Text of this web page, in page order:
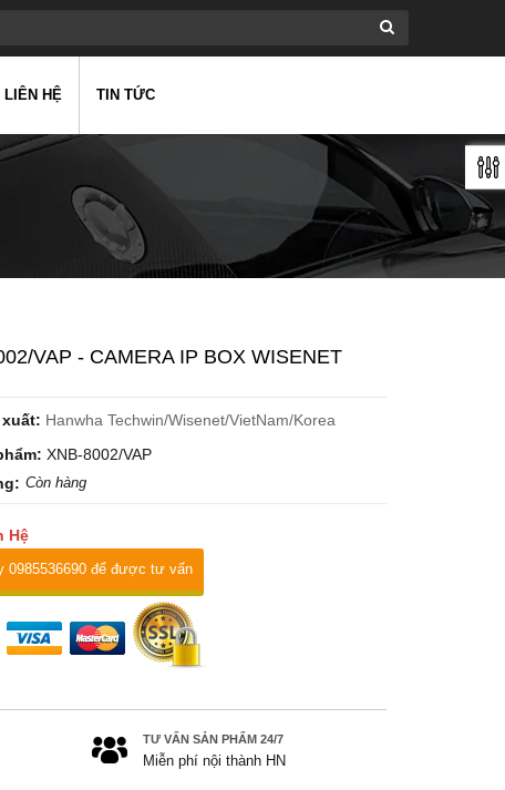
LIÊN HỆ TIN TỨC
VAP - CAMERA IP BOX WISENET
xuất: Hanwha Techwin/Wisenet/VietNam/Korea
XNB-8002/VAP
Còn hàng
Hệ
0985536690 để được tư vấn
TƯ VẤN SẢN PHẨM 24/7
Miễn phí nội thành HN